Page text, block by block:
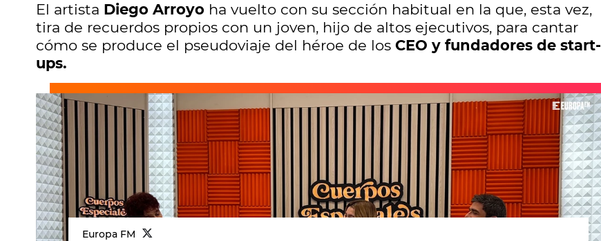
El artista Diego Arroyo ha vuelto con su sección habitual en la que, esta vez,
tira de recuerdos propios con un joven, hijo de altos ejecutivos, para cantar
cómo se produce el pseudoviaje del héroe de los CEO y fundadores de start-
ups.
Europa FM